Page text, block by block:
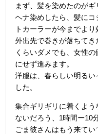
まず、髪を染めたのが
ヘナ染めしたら、髪に
トカーラーが今までよ
外出先で巻きが落ちて
くらいダメでも、女性
にせず進みます。
洋服は、春らしい明る
した。
集合ギリギリに着くよ
ないだろう、1時間ー10
ごま彼さんはもう来て